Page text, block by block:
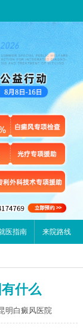
医指南 来院路线
什么
明白癜风医院